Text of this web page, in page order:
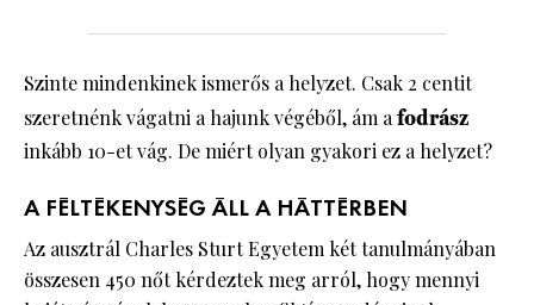
Szinte mindenkinek ismerős a helyzet. Csak 2 centit
szeretnénk vágatni a hajunk végéből, ám afodrász
inkább 10-et vág. De miért olyan gyakori ez a helyzet?
A FÉLTÉKENYSÉG ÁLL A HÁTTÉRBEN
Az ausztrál Charles Sturt Egyetem két tanulmányában
összesen 450 nőt kérdeztek meg arról, hogy mennyi